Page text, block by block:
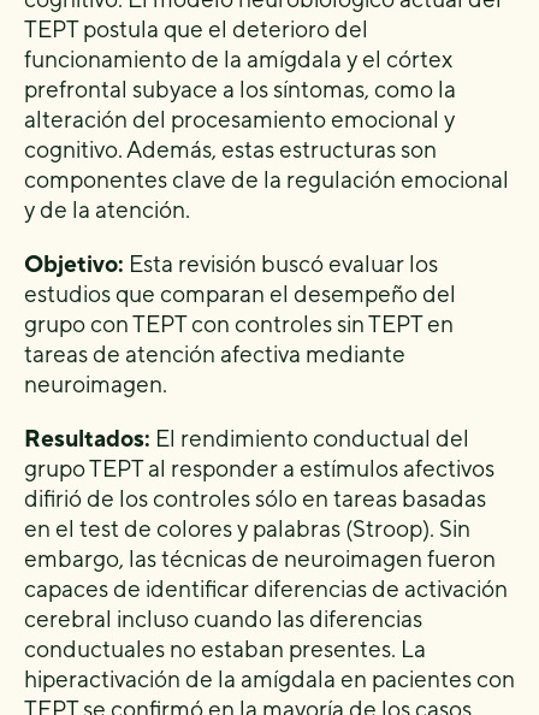
TEPT postula que el deterioro del
funcionamiento de la amígdala y el córtex
prefrontal subyace a los síntomas, como la
alteración del procesamiento emocional y
cognitivo. Además, estas estructuras son
componentes clave de la regulación emocional
y de la atención.
Objetivo: Esta revisión buscó evaluar los
estudios que comparan el desempeño del
grupo con TEPT con controles sin TEPT en
tareas de atención afectiva mediante
neuroimagen.
Resultados: El rendimiento conductual del
grupo TEPT al responder a estímulos afectivos
difirió de los controles sólo en tareas basadas
en el test de colores y palabras (Stroop). Sin
embargo, las técnicas de neuroimagen fueron
capaces de identificar diferencias de activación
cerebral incluso cuando las diferencias
conductuales no estaban presentes. La
hiperactivación de la amígdala en pacientes con
TEPT se confirmó en la mayoría de los casos,